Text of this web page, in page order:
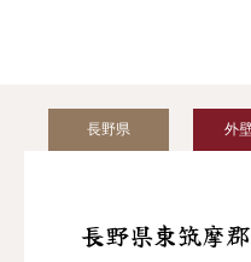
外
長野県
長野県東筑摩
選ばれる理由